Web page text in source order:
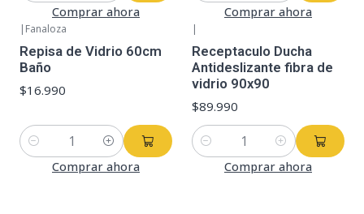
Comprar ahora
Comprar ahora
| Fanaloza
Repisa de Vidrio 60cm
Baño
$16.990
Cantidad
Comprar ahora
|
Receptaculo Ducha
Antideslizante fibra de
vidrio 90x90
$89.990
Cantidad
Comprar ahora